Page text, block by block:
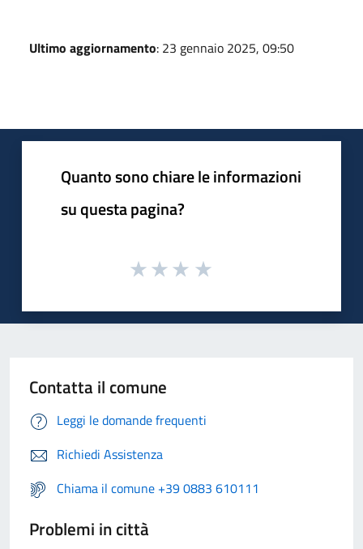
Ultimo aggiornamento: 23 gennaio 2025, 09:50
Quanto sono chiare le informazioni
su questa pagina?
Contatta il comune
Leggi le domande frequenti
Richiedi Assistenza
Chiama il comune +39 0883 610111
Problemi in città